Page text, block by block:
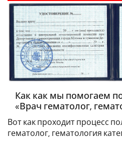
Как как мы помогаем
«Врач гематолог,
Вот как проходит процесс
гематолог, гематология